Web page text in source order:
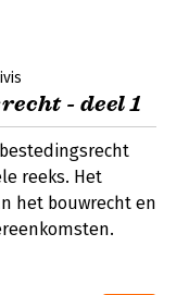
- deel 1
reeks. Het
het bouwrecht en